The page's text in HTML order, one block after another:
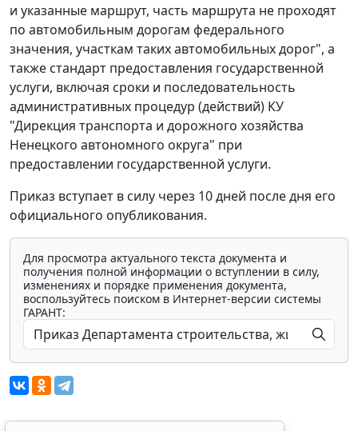
и указанные маршрут, часть маршрута не проходят
по автомобильным дорогам федерального
значения, участкам таких автомобильных дорог", а
также стандарт предоставления государственной
услуги, включая сроки и последовательность
административных процедур (действий) КУ
"Дирекция транспорта и дорожного хозяйства
Ненецкого автономного округа" при
предоставлении государственной услуги.
Приказ вступает в силу через 10 дней после дня его
официального опубликования.
Для просмотра актуального текста документа и
получения полной информации о вступлении в силу,
изменениях и порядке применения документа,
воспользуйтесь поиском в Интернет-версии системы
ГАРАНТ: